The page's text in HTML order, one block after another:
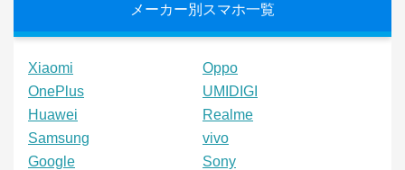
メーカー別スマホ一覧
Xiaomi
Oppo
OnePlus
UMIDIGI
Huawei
Realme
Samsung
vivo
Google
Sony